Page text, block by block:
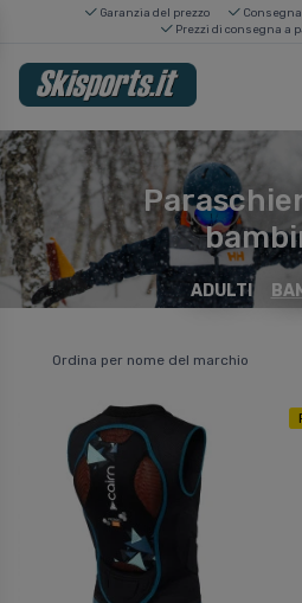
Garanzia del prezzo
Prezzi di consegna a
ADULTI